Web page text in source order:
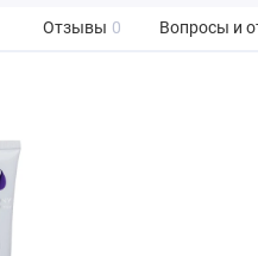
Отзывы 0 Вопросы и